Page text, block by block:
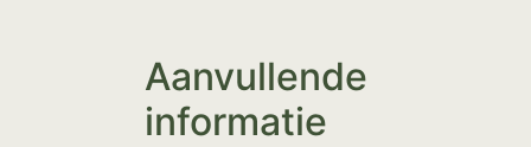
Aanvullende
informatie